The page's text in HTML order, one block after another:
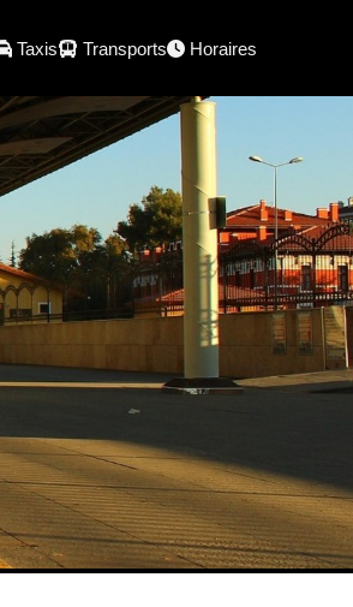
Taxis Transports Horaires